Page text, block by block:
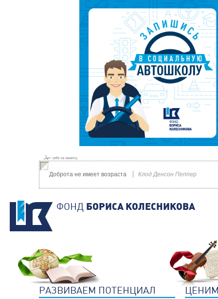
Доброта не имеет возраста Клод Денсон Пеппер
ФОНД БОРИСА КОЛЕСНИКОВА
РАЗВИВАЕМ ПОТЕНЦИАЛ